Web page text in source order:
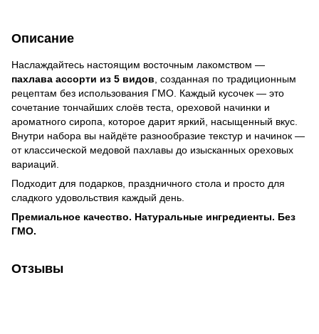
Описание
Наслаждайтесь настоящим восточным лакомством —
пахлава ассорти из 5 видов , созданная по традиционным
рецептам без использования ГМО. Каждый кусочек — это
сочетание тончайших слоёв теста, ореховой начинки и
ароматного сиропа, которое дарит яркий, насыщенный вкус.
Внутри набора вы найдёте разнообразие текстур и начинок —
от классической медовой пахлавы до изысканных ореховых
вариаций.
Подходит для подарков, праздничного стола и просто для
сладкого удовольствия каждый день.
Премиальное качество. Натуральные ингредиенты. Без
ГМО.
Отзывы